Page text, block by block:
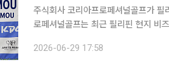
주식회사 코리아프로페셔널골프가 필리
로페셔널골프는 최근 필리핀 현지
리핀 내 판매자(리셀러),
2026-06-29 17:58